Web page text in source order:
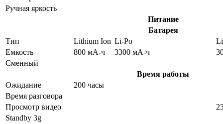
Ручная яркость
Питание
Батарея
Тип
Lithium Ion Li-Po
Емкость
800 мА-ч 3300 мА-ч
Сменный
Время работы
Ожидание
200 часы
Время разговора
Просмотр видео
Standby 3g